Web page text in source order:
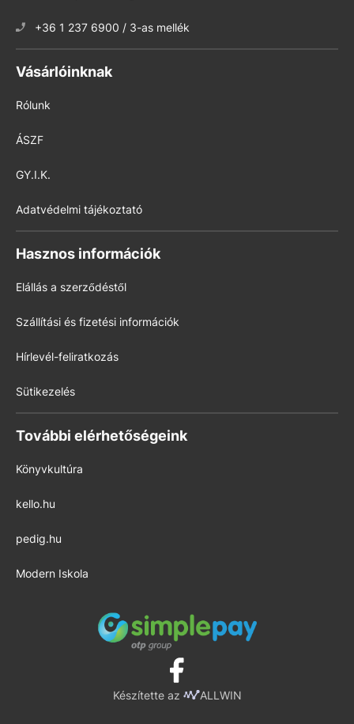
+36 1 237 6900 / 3-as mellék
Vásárlóinknak
Rólunk
ÁSZF
GY.I.K.
Adatvédelmi tájékoztató
Hasznos információk
Elállás a szerződéstől
Szállítási és fizetési információk
Hírlevél-feliratkozás
Sütikezelés
További elérhetőségeink
Könyvkultúra
kello.hu
pedig.hu
Modern Iskola
Készítette az ALLWIN